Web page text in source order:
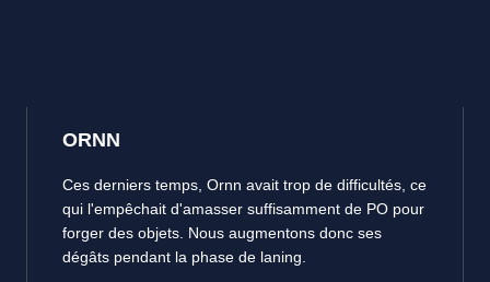
ORNN
Ces derniers temps, Ornn avait trop de difficultés, ce
qui l'empêchait d'amasser suffisamment de PO pour
forger des objets. Nous augmentons donc ses
dégâts pendant la phase de laning.